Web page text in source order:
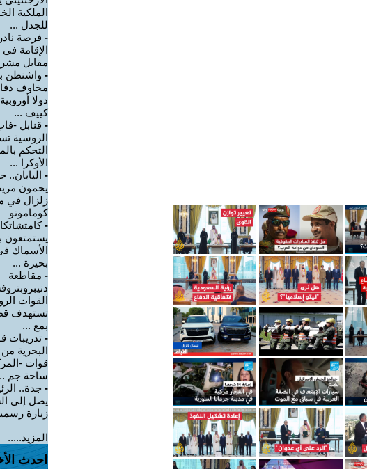
الملكية
للجدل ...
- فرصة
الإقامة
مقابل
- واشنطن
مخاوف
دولا
كييف ...
-
الروسية
التحكم
الأوكرا ...
- اليابان..
يحمون
زلزال في
كوماموتو
-
يستمتعون
الأسماك
بحيرة ...
- مقاطعة
القوات
تستهدف
بمع ...
- تدريبات
البحرية
قوات -
ساحة جم
- جدة..
يصل إلى
زيارة
المزيد.....
احدث